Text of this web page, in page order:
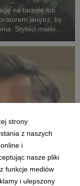
na tarasie lub
wnętrz, by
Styliści marki
drogie.
strony
z naszych
i
nasze pliki
funkcje mediów
i ulepszony